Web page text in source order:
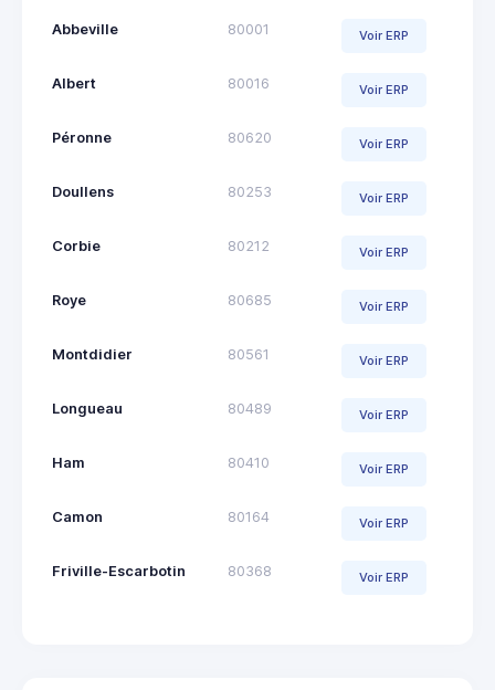
Abbeville 80001 Voir ERP
Albert 80016 Voir ERP
Péronne 80620 Voir ERP
Doullens 80253 Voir ERP
Corbie 80212 Voir ERP
Roye 80685 Voir ERP
Montdidier 80561 Voir ERP
Longueau 80489 Voir ERP
Ham 80410 Voir ERP
Camon 80164 Voir ERP
Friville-Escarbotin 80368 Voir ERP